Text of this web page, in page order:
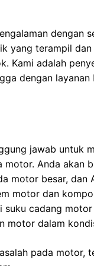
dengan
yang terampil
Kami adalah
dengan
jawab untuk
Anda akan
motor besar, dan
motor dan
cadang
motor dalam
pada motor,